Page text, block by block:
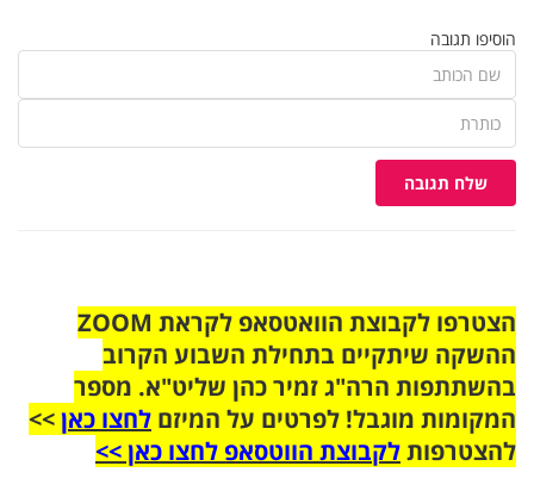
הוסיפו תגובה
שלח תגובה
הצטרפו לקבוצת הוואטסאפ לקראת ZOOM
ההשקה שיתקיים בתחילת השבוע הקרוב
בהשתתפות הרה"ג זמיר כהן שליט"א. מספר
המקומות מוגבל! לפרטים על המיזם לחצו כאן>>
להצטרפותלקבוצת הווטסאפ לחצו כאן >>